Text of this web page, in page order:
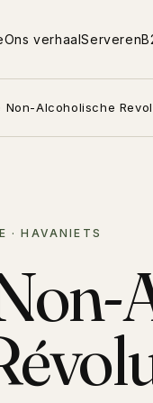
Ons verhaalServeren
Non-Alcoholische
· HAVANIETS